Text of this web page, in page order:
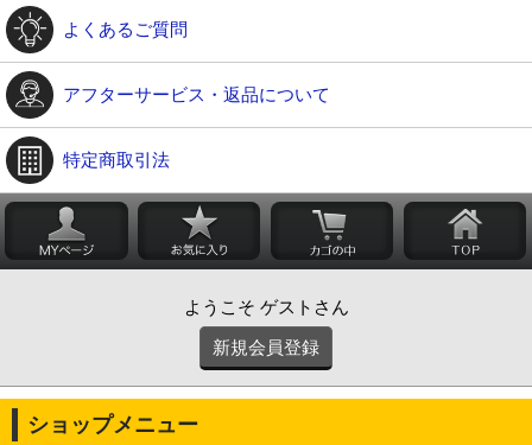
よくあるご質問
アフターサービス・返品について
特定商取引法
ようこそ ゲストさん
新規会員登録
ショップメニュー